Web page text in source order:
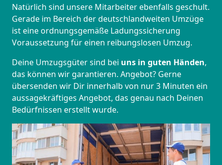
Natürlich sind unsere Mitarbeiter ebenfalls geschult.
Gerade im Bereich der deutschlandweiten Umzüge
ist eine ordnungsgemäße Ladungssicherung
Voraussetzung für einen reibungslosen Umzug.
Deine Umzugsgüter sind bei uns in guten Händen,
das können wir garantieren. Angebot? Gerne
übersenden wir Dir innerhalb von nur 3 Minuten ein
aussagekräftiges Angebot, das genau nach Deinen
Bedürfnissen erstellt wurde.